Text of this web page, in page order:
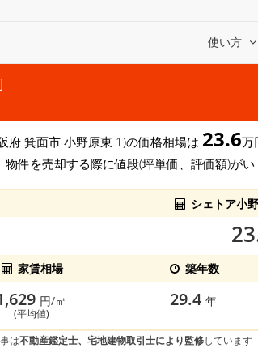
使い方
府 箕面市 小野原東 1)の価格相場は 23.6万
件を売却する際に値段(坪単価、評価額)がい
シェトア小
家賃相場
築年数
円/㎡
(平均値)
29.4 年
は不動産鑑定士、宅地建物取引士により監修しています